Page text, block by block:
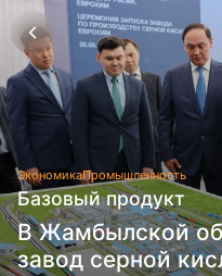
ЭкономикаПромышленность
Базовый продукт
В Жамбылской
завод серной